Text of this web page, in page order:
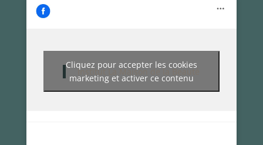
Institut La Maison de la Beauté
Cliquez pour accepter les cookies
marketing et activer ce contenu